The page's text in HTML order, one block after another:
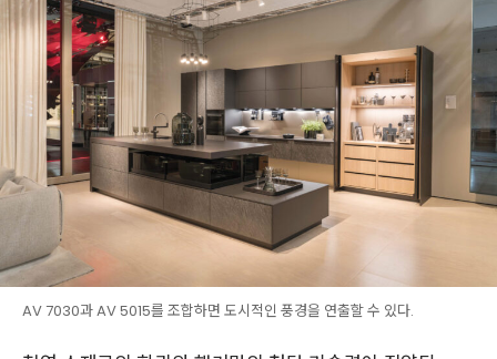
AV 7030과 AV 5015를 조합하면 도시적인 풍경을 연출할 수 있다.